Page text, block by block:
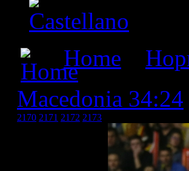
Home
Macedonia 34:24
2170 2171 2172 2173